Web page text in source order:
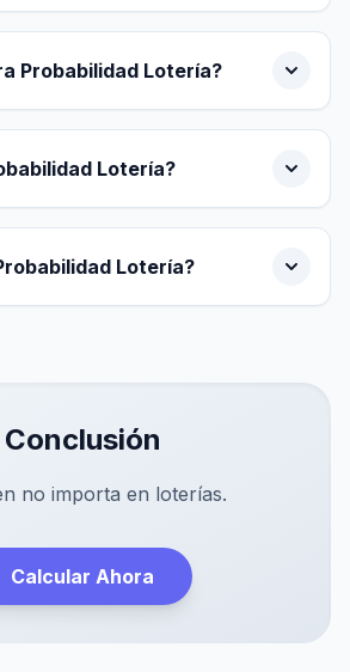
Probabilidad Lotería?
Lotería?
Lotería?
Conclusión
no importa en loterías.
Calcular Ahora